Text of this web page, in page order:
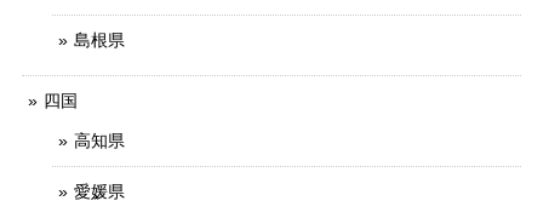
島根県
四国
高知県
愛媛県